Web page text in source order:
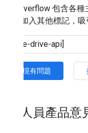
Stack Overflow 包含各
問題中加入其他標記，
搜尋現有問題
開發人員產品意